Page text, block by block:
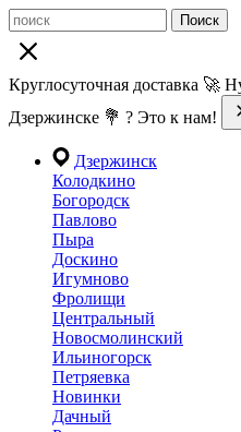
Поиск
Круглосуточная доставка 🚀
Дзержинске 💐 ? Это к нам!
Дзержинск
Колодкино
Богородск
Павлово
Пыра
Доскино
Игумново
Фролищи
Центральный
Новосмолинский
Ильиногорск
Петряевка
Новинки
Дачный